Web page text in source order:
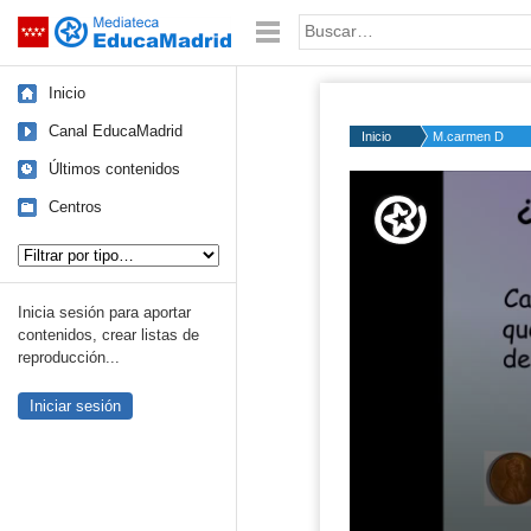
Saltar navegación Palabra o frase:
Inicio
Canal EducaMadrid
Últimos contenidos
Centros
Inicia sesión para aportar
contenidos, crear listas de
reproducción...
Iniciar sesión
Inicio M.carmen D.
50%